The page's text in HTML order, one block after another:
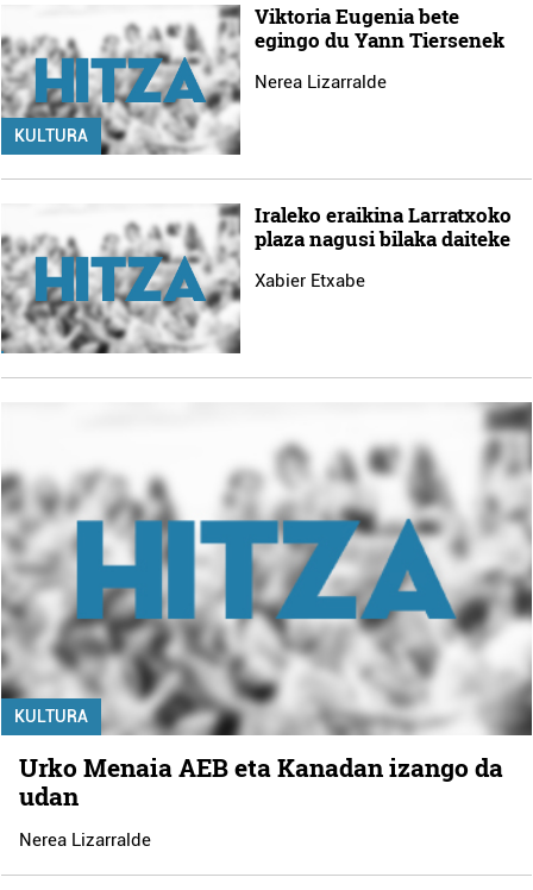
KULTURA
Viktoria Eugenia bete
egingo du Yann Tiersenek
Nerea Lizarralde
Iraleko eraikina Larratxoko
plaza nagusi bilaka daiteke
Xabier Etxabe
KULTURA
Urko Menaia AEB eta Kanadan izango da
udan
Nerea Lizarralde